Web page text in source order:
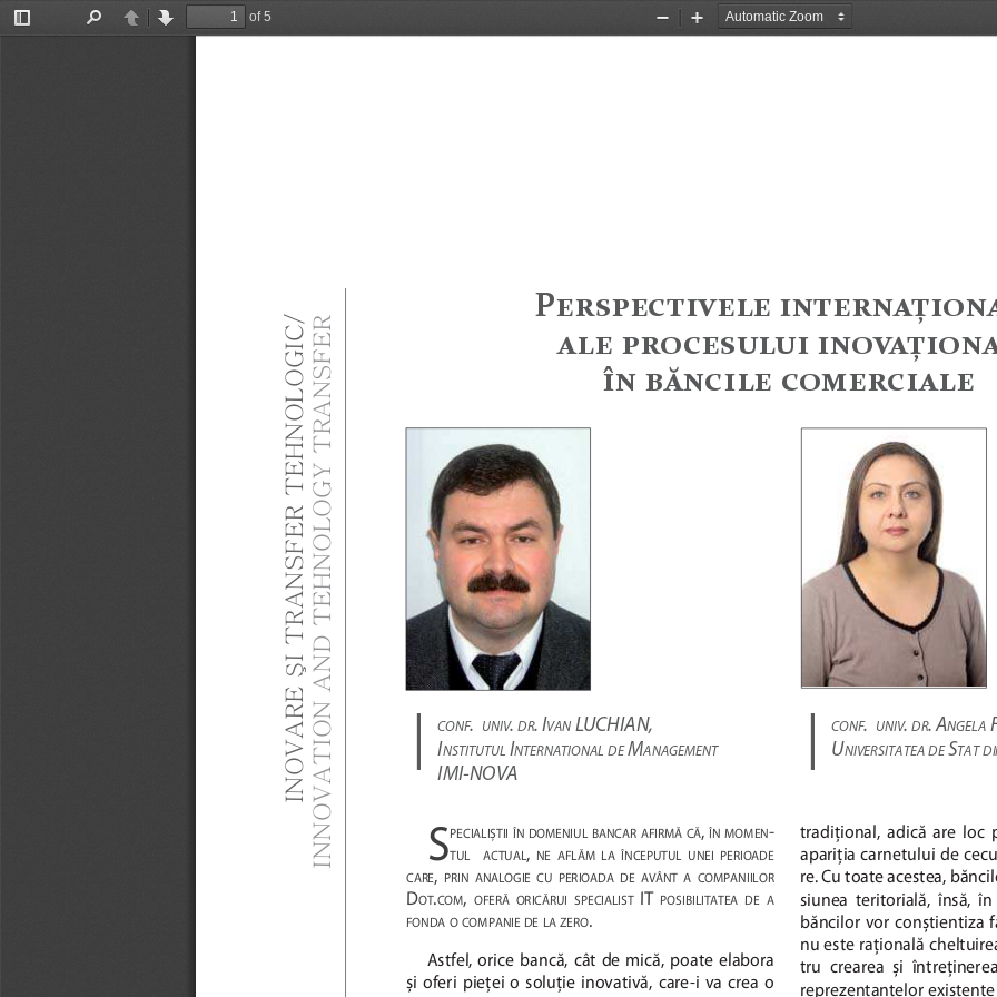
Toggle
PreviousNext
of 5
Zoom
Zoom
INOVARE ŞI TRANSFER TEHNOLOGIC/ INNOVATION AND TEHNOLOGY TRANSFER | CONF. UNIV. DR. IVAN LUCHIAN,
INSTITUTUL INTERNATIONAL DE MANAGEMENT
IMI-NOVA
| CONF. UNIV. DR. ANGELA
UNIVERSITATEA DE STAT
PĊėĘĕĊĈęĎěĊđĊ
ĆđĊ ĕėĔĈĊĘĚđĚĎ
ńē ćĦēĈĎđĊ ĈĔĒĊėĈĎĆđĊ
SPECIALIȘTII ÎN DOMENIUL BANCAR AFIRMĂ CĂ, ÎN MOMEN-
TUL ACTUAL, NE AFLĂM LA ÎNCEPUTUL UNEI PERIOADE
CARE, PRIN ANALOGIE CU PERIOADA DE AVÂNT A COMPANIILOR
DOT.COM, OFERĂ ORICĂRUI SPECIALIST
  IT
POSIBILITATEA DE A
FONDA O COMPANIE DE LA ZERO.
Astfel,  orice  bancă,  cât  de  mică,  poate  elabora
și  oferi  pieţei  o  soluţie  inovativă,  care-i  va  crea  o
tradiţional,  adică  are  loc
apariţia carnetului de
re. Cu toate acestea,
siunea  teritorială,  însă,
băncilor  vor  conștientiza
nu este raţională
tru  crearea  și
reprezentanţelor